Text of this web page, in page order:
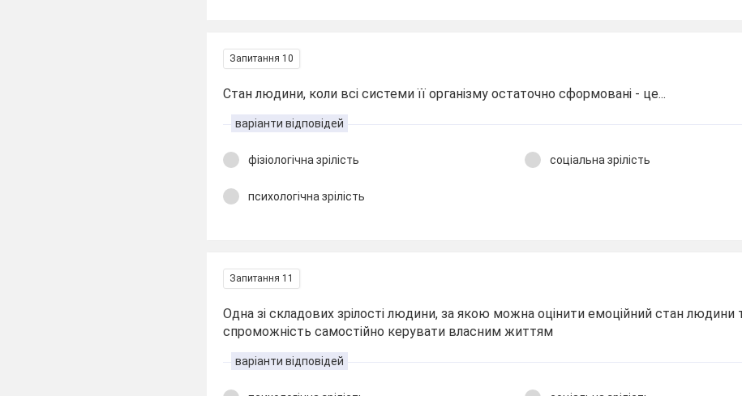
Запитання 10
Стан людини, коли всі системи її організму остаточно сформовані - це...
варіанти відповідей
фізіологічна зрілість соціальна зрілість
психологічна зрілість
Запитання 11
Одна зі складових зрілості людини, за якою можна оцінити емоційний стан людини
спроможність самостійно керувати власним життям
варіанти відповідей